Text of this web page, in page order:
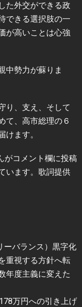
た外交ができる政
できる選択肢の一
が高いことは心強
中勢力が蘇りま
り、支え、そして
て、高市総理の６
けます。
がコメント欄に投稿
います。歌詞提供
ーバランス）黒字化
重視する方針へ転
年度主義に変えた
万円への引き上げ